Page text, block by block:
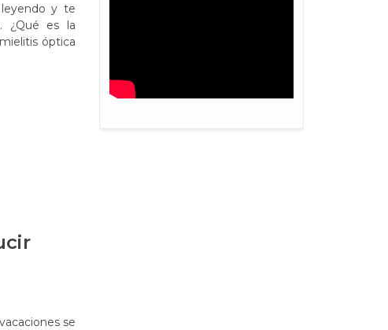
y te
¿Qué es la
óptica
se